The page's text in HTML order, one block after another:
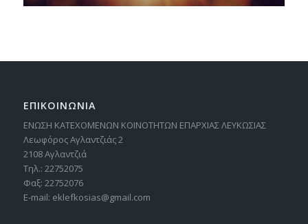
ΕΠΙΚΟΙΝΩΝΙΑ
ΕΝΩΣΗ ΚΑΤΕΧΟΜΕΝΩΝ ΚΟΙΝΟΤΗΤΩΝ ΕΠΑΡΧΙΑΣ ΛΕΥΚΩΣΙΑΣ
Λεωφόρος Αγλαντζιάς 2
2108 Αγλαντζιά
Τηλ.: 22752075
Φαξ: 22752076
E-mail: eklefkosias@gmail.com